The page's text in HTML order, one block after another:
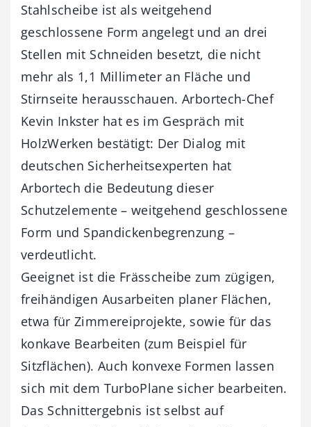
Stahlscheibe ist als weitgehend
geschlossene Form angelegt und an drei
Stellen mit Schneiden besetzt, die nicht
mehr als 1,1 Millimeter an Fläche und
Stirnseite herausschauen. Arbortech-Chef
Kevin Inkster hat es im Gespräch mit
HolzWerken bestätigt: Der Dialog mit
deutschen Sicherheitsexperten hat
Arbortech die Bedeutung dieser
Schutzelemente – weitgehend geschlossene
Form und Spandickenbegrenzung –
verdeutlicht.
Geeignet ist die Frässcheibe zum zügigen,
freihändigen Ausarbeiten planer Flächen,
etwa für Zimmereiprojekte, sowie für das
konkave Bearbeiten (zum Beispiel für
Sitzflächen). Auch konvexe Formen lassen
sich mit dem TurboPlane sicher bearbeiten.
Das Schnittergebnis ist selbst auf